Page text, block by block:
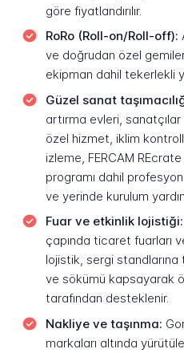
göre fiyatlandırılır.
RoRo (Roll-on/Roll-off):
ve doğrudan özel
ekipman dahil tekerlekli
Güzel sanat
artırma evleri,
özel hizmet, iklim
izleme, FERCAM
programı dahil
ve yerinde kurulum
Fuar ve etkinlik lojistiği:
çapında ticaret fuarları
lojistik, sergi standlarına
ve sökümü kapsayarak
tarafından desteklenir.
Nakliye ve taşınma:
markaları altında